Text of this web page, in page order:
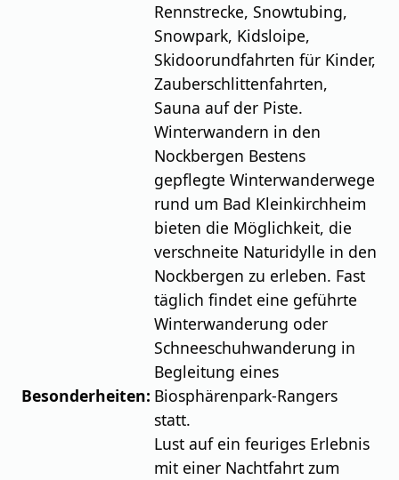
Besonderheiten:
Rennstrecke, Snowtubing,
Snowpark, Kidsloipe,
Skidoorundfahrten für Kinder,
Zauberschlittenfahrten,
Sauna auf der Piste.
Winterwandern in den
Nockbergen Bestens
gepflegte Winterwanderwege
rund um Bad Kleinkirchheim
bieten die Möglichkeit, die
verschneite Naturidylle in den
Nockbergen zu erleben. Fast
täglich findet eine geführte
Winterwanderung oder
Schneeschuhwanderung in
Begleitung eines
Biosphärenpark-Rangers
statt.
Lust auf ein feuriges Erlebnis
mit einer Nachtfahrt zum